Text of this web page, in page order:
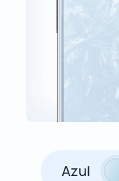
Azul